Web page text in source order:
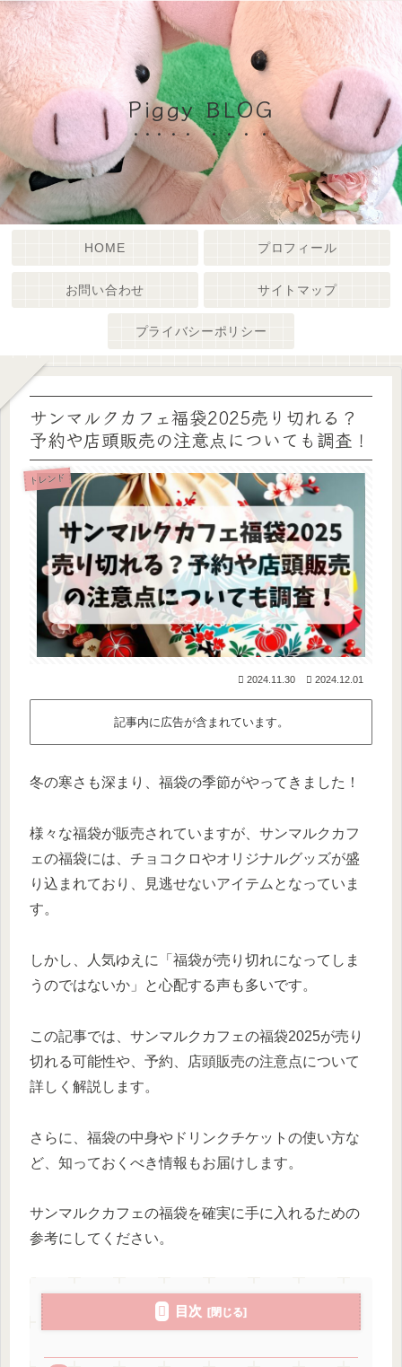
Piggy BLOG
HOME プロフィール
お問い合わせ サイトマップ
プライバシーポリシー
サンマルクカフェ福袋2025売り切れる？
予約や店頭販売の注意点についても調査！
トレンド
2024.11.30 2024.12.01
記事内に広告が含まれています。
冬の寒さも深まり、福袋の季節がやってきました！
様々な福袋が販売されていますが、サンマルクカフ
ェの福袋には、チョコクロやオリジナルグッズが盛
り込まれており、見逃せないアイテムとなっていま
す。
しかし、人気ゆえに「福袋が売り切れになってしま
うのではないか」と心配する声も多いです。
この記事では、サンマルクカフェの福袋2025が売り
切れる可能性や、予約、店頭販売の注意点について
詳しく解説します。
さらに、福袋の中身やドリンクチケットの使い方な
ど、知っておくべき情報もお届けします。
サンマルクカフェの福袋を確実に手に入れるための
参考にしてください。
目次